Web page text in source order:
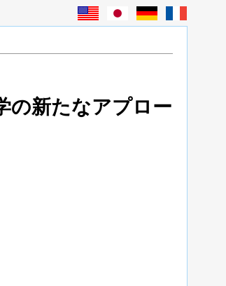
の新たなアプロー